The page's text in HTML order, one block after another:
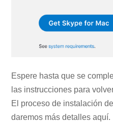
Espere hasta que se
las instrucciones para
El proceso de instalación
daremos más detalles aquí.